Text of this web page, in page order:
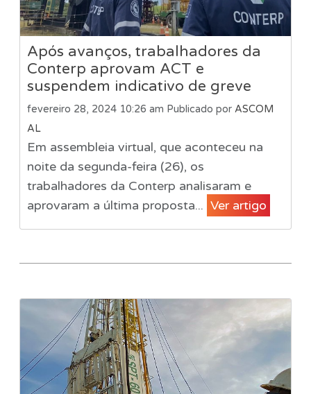
Após avanços, trabalhadores da
Conterp aprovam ACT e
suspendem indicativo de greve
fevereiro 28, 2024 10:26 am Publicado por ASCOM
AL
Em assembleia virtual, que aconteceu na
noite da segunda-feira (26), os
trabalhadores da Conterp analisaram e
aprovaram a última proposta... Ver artigo